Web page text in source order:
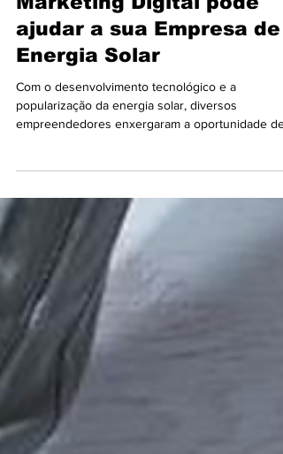
Marketing Digital pode
ajudar a sua Empresa de
Energia Solar
Com o desenvolvimento tecnológico e a
popularização da energia solar, diversos
abrir um...